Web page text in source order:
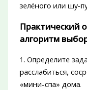
зелёного или шу-
Практический
алгоритм
1. Определите
расслабиться,
«мини-спа» дома.